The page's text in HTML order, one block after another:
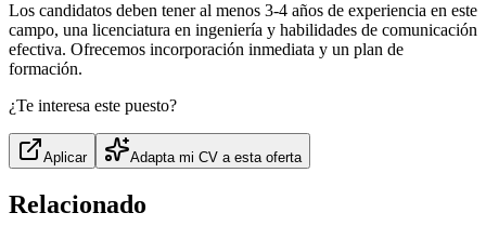
Los candidatos deben tener al menos 3-4 años de experiencia en este
campo, una licenciatura en ingeniería y habilidades de comunicación
efectiva. Ofrecemos incorporación inmediata y un plan de
formación.
¿Te interesa este puesto?
Aplicar Adapta mi CV a esta oferta
Relacionado